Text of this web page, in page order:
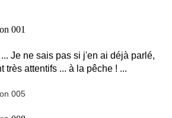
Je ne sais pas si j'en ai déjà parlé,
très attentifs ... à la pêche ! ...